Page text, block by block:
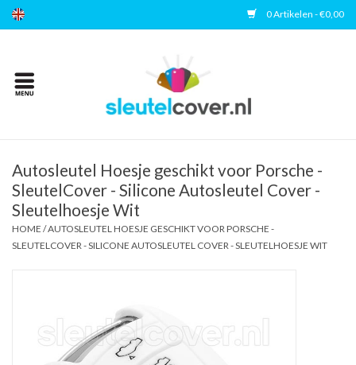
0 Artikelen - €0,00
Home
Accessoires
Veelgestelde vragen
Autosleutel Hoesje geschikt voor Porsche -
SleutelCover - Silicone Autosleutel Cover -
Sleutelhoesje Wit
HOME /AUTOSLEUTEL HOESJE GESCHIKT VOOR PORSCHE -
SLEUTELCOVER - SILICONE AUTOSLEUTEL COVER - SLEUTELHOESJE WIT